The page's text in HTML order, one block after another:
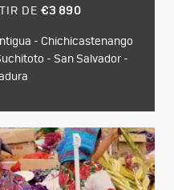
DE €3 890
- Chichicastenango
- San Salvador -